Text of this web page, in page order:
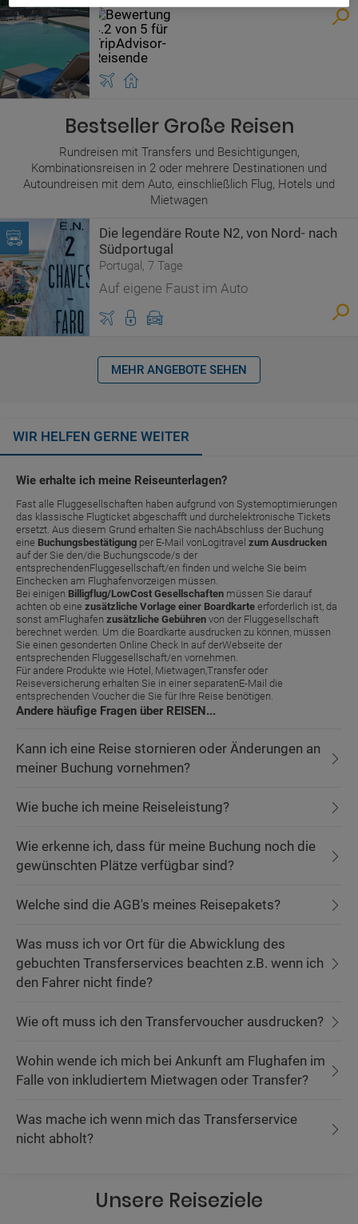
Bestseller Große Reisen
Rundreisen mit Transfers und Besichtigungen,
Kombinationsreisen in 2 oder mehrere Destinationen und
Autoundreisen mit dem Auto, einschließlich Flug, Hotels und
Mietwagen
Die legendäre Route N2, von Nord- nach
Südportugal
Portugal, 7 Tage
Auf eigene Faust im Auto
MEHR ANGEBOTE SEHEN
WIR HELFEN GERNE WEITER
Wie erhalte ich meine Reiseunterlagen?
Fast alle Fluggesellschaften haben aufgrund von Systemoptimierungen
das klassische Flugticket abgeschafft und durchelektronische Tickets
ersetzt. Aus diesem Grund erhalten Sie nachAbschluss der Buchung
eine Buchungsbestätigung per E-Mail vonLogitravel zum Ausdrucken
auf der Sie den/die Buchungscode/s der
entsprechendenFluggesellschaft/en finden und welche Sie beim
Einchecken am Flughafenvorzeigen müssen.
Bei einigen Billigflug/LowCost Gesellschaften müssen Sie darauf
achten ob eine zusätzliche Vorlage einer Boardkarte erforderlich ist, da
sonst amFlughafen zusätzliche Gebühren von der Fluggesellschaft
berechnet werden. Um die Boardkarte ausdrucken zu können, müssen
Sie einen gesonderten Online Check In auf derWebseite der
entsprechenden Fluggesellschaft/en vornehmen.
Für andere Produkte wie Hotel, Mietwagen,Transfer oder
Reiseversicherung erhalten Sie in einer separatenE-Mail die
entsprechenden Voucher die Sie für Ihre Reise benötigen.
Andere häufige Fragen über REISEN...
Kann ich eine Reise stornieren oder Änderungen an
meiner Buchung vornehmen?
Wie buche ich meine Reiseleistung?
Wie erkenne ich, dass für meine Buchung noch die
gewünschten Plätze verfügbar sind?
Welche sind die AGB's meines Reisepakets?
Was muss ich vor Ort für die Abwicklung des
gebuchten Transferservices beachten z.B. wenn ich
den Fahrer nicht finde?
Wie oft muss ich den Transfervoucher ausdrucken?
Wohin wende ich mich bei Ankunft am Flughafen im
Falle von inkludiertem Mietwagen oder Transfer?
Was mache ich wenn mich das Transferservice
nicht abholt?
Unsere Reiseziele